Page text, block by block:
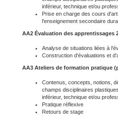
inférieur, technique et/ou
Prise en charge des cours
l'enseignement secondaire
AA2 Évaluation des apprentissages
Analyse de situations liées à
Construction d'évaluations et
AA3 Ateliers de formation pratique
Contenus, concepts, notions,
champs disciplinaires
inférieur, technique et/ou
Pratique réflexive
Retours de stage